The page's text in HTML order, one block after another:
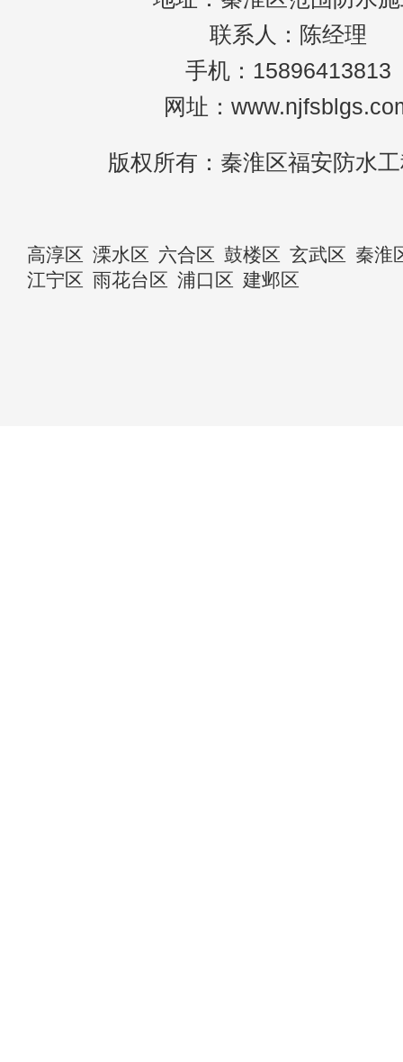
联系人：陈经理
手机：15896413813
网址：
版权所有：秦淮区福安防水
高淳区 溧水区 六合区 鼓楼区 玄武区 秦淮
江宁区 雨花台区 浦口区 建邺区